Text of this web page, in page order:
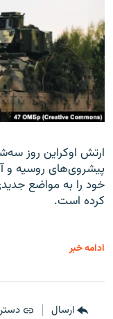
ارتش اوکراین روز
پیشروی‌های روسیه و
خود را به مواضع
کرده است.
ادامه خبر
ارسال